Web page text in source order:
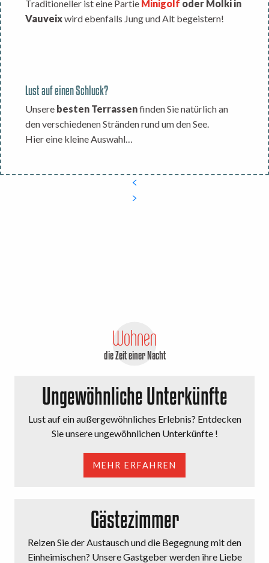
Traditioneller ist eine Partie Minigolf oder Molki in
Vauveixwird ebenfalls Jung und Alt begeistern!
Lust auf einen Schluck?
Unsere besten Terrassenfinden Sie natürlich an
den verschiedenen Stränden rund um den See.
Hier eine kleine Auswahl…
Wohnen
die Zeit einer Nacht
Ungewöhnliche Unterkünfte
Lust auf ein außergewöhnliches Erlebnis? Entdecken
Sie unsere ungewöhnlichen Unterkünfte !
MEHR ERFAHREN
Gästezimmer
Reizen Sie der Austausch und die Begegnung mit den
Einheimischen? Unsere Gastgeber werden ihre Liebe